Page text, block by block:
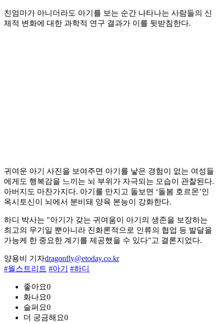
친엄마가 아니더라도 아기를 보는 순간 나타나는 사람들의 신
체적 변화에 대한 과학적 연구 결과가 이를 뒷받침한다.
귀여운 아기 사진을 보여주면 아기를 낳은 경험이 없는 여성들
에게도 행복감을 느끼는 뇌 부위가 자극되는 모습이 관찰된다.
아버지도 마찬가지다. 아기를 만지고 돌보면 ‘돌봄 호르몬’인
옥시토신이 뇌에서 분비돼 양육 본능이 강화한다.
하디 박사는 "아기가 갖는 귀여움이 아기의 생존을 보장하는
최고의 무기일 뿐아니라 진화론적으로 인류의 협업 등 발달을
가능케 한 중요한 계기를 제공했을 수 있다"고 결론지었다.
양용비 기자dragonfly@etoday.co.kr
#월스트리트 #아기 #하디
좋아요0
화나요0
슬퍼요0
더 궁금해요0